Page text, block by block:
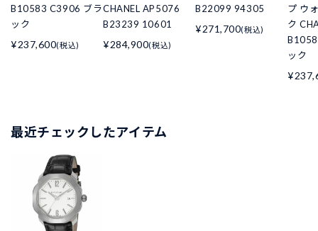
B10583 C3906 ブラ
ック
¥237,600(税込)
CHANEL AP5076
B23239 10601
¥284,900(税込)
B22099 94305
¥271,700(税込)
プ ウ
ク
ック
最近チェックしたアイテム